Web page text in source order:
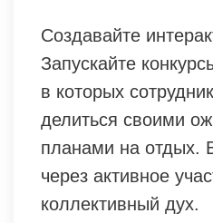
Создавайте
Запускайте
в которых
делиться своими
планами на отдых.
через активное
коллективный дух.